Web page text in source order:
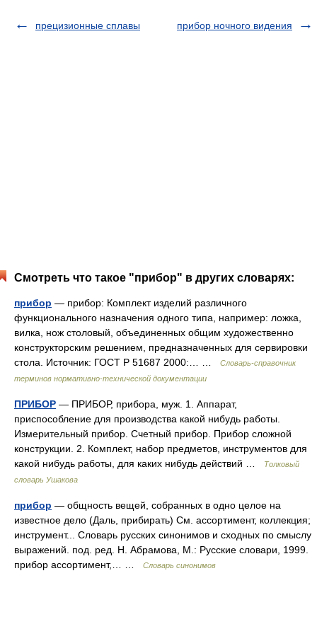
прецизионные сплавы прибор ночного видения
Смотреть что такое "прибор" в других словарях:
прибор — прибор: Комплект изделий различного
функционального назначения одного типа, например: ложка,
вилка, нож столовый, объединенных общим художественно
конструкторским решением, предназначенных для сервировки
стола. Источник: ГОСТ Р 51687 2000:… …
Словарь-справочник
терминов нормативно-технической документации
ПРИБОР — ПРИБОР, прибора, муж. 1. Аппарат,
приспособление для производства какой нибудь работы.
Измерительный прибор. Счетный прибор. Прибор сложной
конструкции. 2. Комплект, набор предметов, инструментов для
какой нибудь работы, для каких нибудь действий …
Толковый
словарь Ушакова
прибор — общность вещей, собранных в одно целое на
известное дело (Даль, прибирать) См. ассортимент, коллекция;
инструмент... Словарь русских синонимов и сходных по смыслу
выражений. под. ред. Н. Абрамова, М.: Русские словари, 1999.
прибор ассортимент,… …
Словарь синонимов